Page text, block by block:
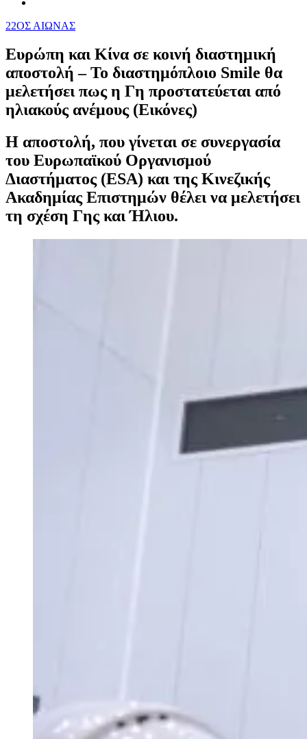
22ΟΣ ΑΙΩΝΑΣ
Ευρώπη και Κίνα σε κοινή διαστημική
αποστολή – Το διαστημόπλοιο Smile θα
μελετήσει πως η Γη προστατεύεται από
ηλιακούς ανέμους (Εικόνες)
Η αποστολή, που γίνεται σε συνεργασία
του Ευρωπαϊκού Οργανισμού
Διαστήματος (ESA) και της Κινεζικής
Ακαδημίας Επιστημών θέλει να μελετήσει
τη σχέση Γης και Ήλιου.